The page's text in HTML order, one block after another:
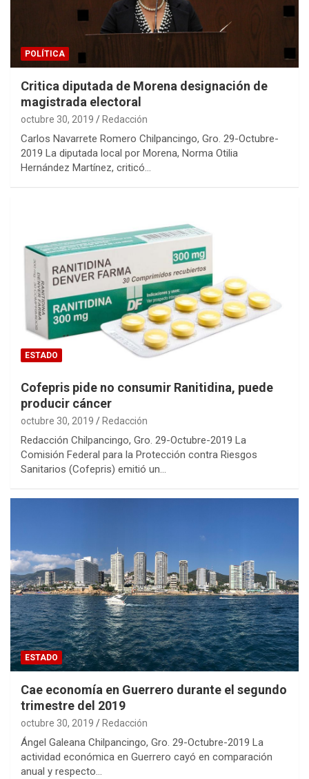
POLÍTICA
Critica diputada de Morena designación de
magistrada electoral
octubre 30, 2019 Redacción
Carlos Navarrete Romero Chilpancingo, Gro. 29-Octubre-
2019 La diputada local por Morena, Norma Otilia
Hernández Martínez, criticó…
ESTADO
Cofepris pide no consumir Ranitidina, puede
producir cáncer
octubre 30, 2019 Redacción
Redacción Chilpancingo, Gro. 29-Octubre-2019 La
Comisión Federal para la Protección contra Riesgos
Sanitarios (Cofepris) emitió un…
ESTADO
Cae economía en Guerrero durante el segundo
trimestre del 2019
octubre 30, 2019 Redacción
Ángel Galeana Chilpancingo, Gro. 29-Octubre-2019 La
actividad económica en Guerrero cayó en comparación
anual y respecto…